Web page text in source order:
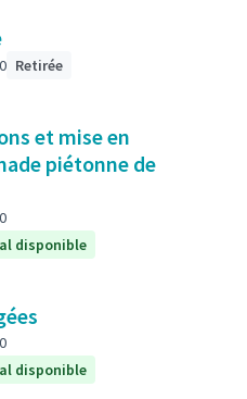
0 Retirée
et mise en
piétonne de
0
disponible
0
disponible